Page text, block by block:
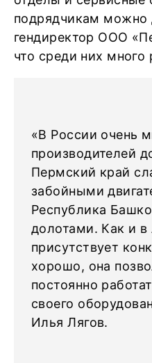
подрядчикам можно
гендиректор ООО
что среди них
«В России очень
производителей
Пермский край
забойными
Республика
долотами. Как и
присутствует
хорошо, она
постоянно
своего
Илья Лягов.